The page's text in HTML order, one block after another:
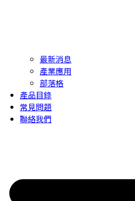
最新消息
產業應用
部落格
產品目錄
常見問題
聯絡我們